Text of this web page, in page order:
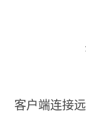
客户端连接